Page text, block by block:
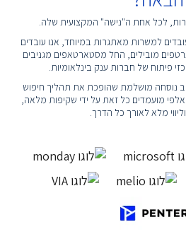
לכל אחת ה"נישה" המקצועית שלה.
למשרות מאתגרות במיוחד, אנו עובדים
מובילים, החל מסטארטאפים מגניבים
פיתוח של חברות ענק בינלאומיות.
נוסחה מושלמת שהופכת את תהליך חיפוש
אלפי מועמדים כל זאת על ידי שקיפות מלאה,
מלא לאורך כל הדרך.